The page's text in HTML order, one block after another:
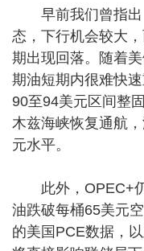
早前我们曾指出
态，下行机会较大
期出现回落。随着
期油短期内很难快
90至94美元区间整
木兹海峡恢复通航
元水平。
此外，OPEC+仍
油跌破每桶65美元
的美国PCE数据，